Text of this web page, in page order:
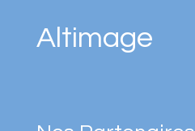
Altimage